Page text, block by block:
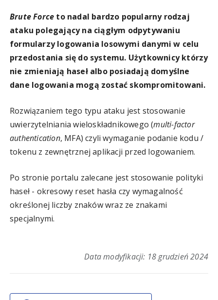
Brute Force to nadal bardzo popularny rodzaj
ataku polegający na ciągłym odpytywaniu
formularzy logowania losowymi danymi w celu
przedostania się do systemu. Użytkownicy którzy
nie zmieniają haseł albo posiadają domyślne
dane logowania mogą zostać skompromitowani.
Rozwiązaniem tego typu ataku jest stosowanie
uwierzytelniania wieloskładnikowego (multi-factor
authentication, MFA) czyli wymaganie podanie kodu /
tokenu z zewnętrznej aplikacji przed logowaniem.
Po stronie portalu zalecane jest stosowanie polityki
haseł - okresowy reset hasła czy wymagalność
określonej liczby znaków wraz ze znakami
specjalnymi.
Data modyfikacji: 18 grudzień 2024